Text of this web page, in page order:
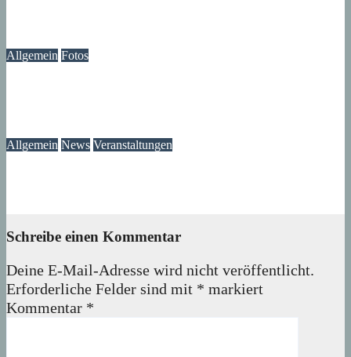
Allgemein Fotos
Allgemein News Veranstaltungen
Schreibe einen Kommentar
Deine E-Mail-Adresse wird nicht veröffentlicht.
Erforderliche Felder sind mit * markiert
Kommentar *